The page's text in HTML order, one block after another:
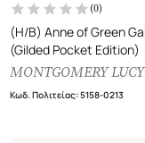
(0)
(H/B) Anne of Green
(Gilded Pocket Edition)
MONTGOMERY
Κωδ. Πολιτείας:5158-0213